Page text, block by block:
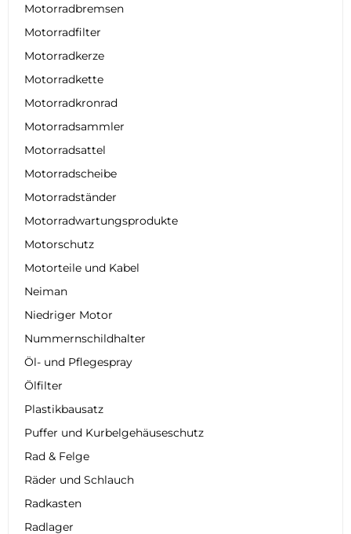
Motorradbremsen
Motorradfilter
Motorradkerze
Motorradkette
Motorradkronrad
Motorradsammler
Motorradsattel
Motorradscheibe
Motorradständer
Motorradwartungsprodukte
Motorschutz
Motorteile und Kabel
Neiman
Niedriger Motor
Nummernschildhalter
Öl- und Pflegespray
Ölfilter
Plastikbausatz
Puffer und Kurbelgehäuseschutz
Rad & Felge
Räder und Schlauch
Radkasten
Radlager